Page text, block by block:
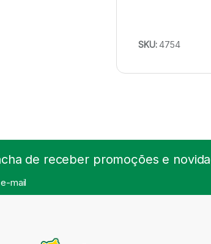
SKU:4754
de receber promoções e
mail